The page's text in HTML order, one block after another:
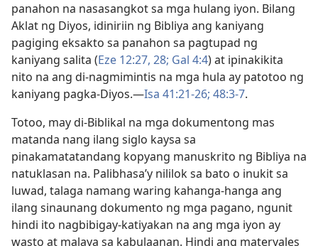
panahon na nasasangkot sa mga hulang iyon. Bilang
Aklat ng Diyos, idiniriin ng Bibliya ang kaniyang
pagiging eksakto sa panahon sa pagtupad ng
kaniyang salita (Eze 12:27, 28; Gal 4:4) at ipinakikita
nito na ang di-nagmimintis na mga hula ay patotoo ng
kaniyang pagka-Diyos.​—Isa 41:21-26; 48:3-7.
Totoo, may di-Biblikal na mga dokumentong mas
matanda nang ilang siglo kaysa sa
pinakamatatandang kopyang manuskrito ng Bibliya na
natuklasan na. Palibhasa’y nililok sa bato o inukit sa
luwad, talaga namang waring kahanga-hanga ang
ilang sinaunang dokumento ng mga pagano, ngunit
hindi ito nagbibigay-katiyakan na ang mga iyon ay
wasto at malaya sa kabulaanan. Hindi ang materyales